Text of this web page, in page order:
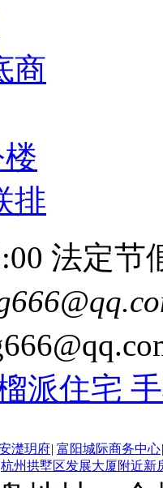
商
排
法定节
派住宅
濋玥府| 富阳城际商务中心|
杭州拱墅区发展大厦附近新